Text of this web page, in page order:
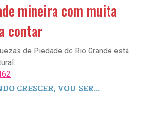
mineira com muita
contar
de Piedade do Rio Grande está
CRESCER, VOU SER...